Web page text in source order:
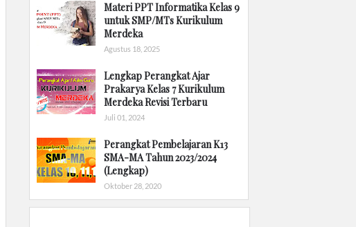
Materi PPT Informatika Kelas 9
untuk SMP/MTs Kurikulum
Merdeka
Agustus 18, 2025
Lengkap Perangkat Ajar
Prakarya Kelas 7 Kurikulum
Merdeka Revisi Terbaru
Juli 01, 2024
Perangkat Pembelajaran K13
SMA-MA Tahun 2023/2024
(Lengkap)
Oktober 28, 2020